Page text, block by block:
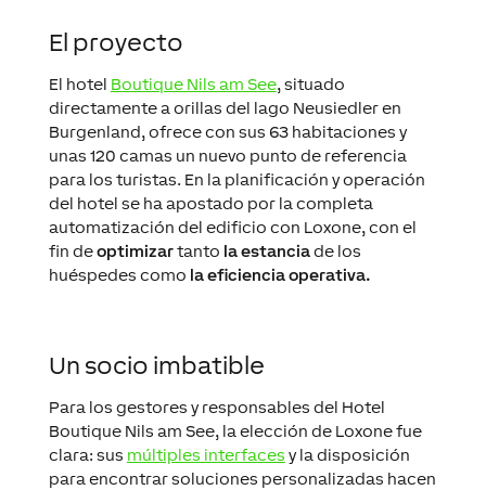
El proyecto
El hotel Boutique Nils am See, situado
directamente a orillas del lago Neusiedler en
Burgenland, ofrece con sus 63 habitaciones y
unas 120 camas un nuevo punto de referencia
para los turistas. En la planificación y operación
del hotel se ha apostado por la completa
automatización del edificio con Loxone, con el
fin deoptimizartanto la estanciade los
huéspedes como la eficiencia operativa.
Un socio imbatible
Para los gestores y responsables del Hotel
Boutique Nils am See, la elección de Loxone fue
clara: sus múltiples interfaces y la disposición
para encontrar soluciones personalizadas hacen